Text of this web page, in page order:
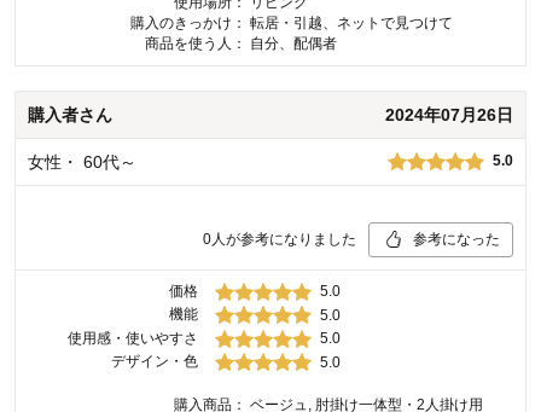
購入のきっかけ： 転居・引越、ネットで見つけて
商品を使う人：
自分、配偶者
購入者さん 2024年07月26日
女性 ・ 60代～ 5.0
0人が参考になりました 参考になった
価格
5.0
機能
5.0
使用感・使いやすさ
5.0
デザイン・色
5.0
購入商品： ベージュ, 肘掛け一体型・2人掛け用